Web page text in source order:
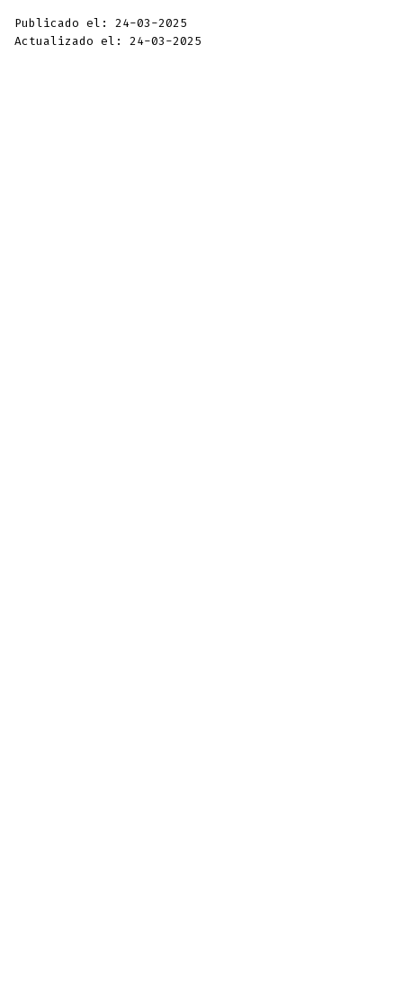
Publicado el: 24-03-2025
Actualizado el: 24-03-2025